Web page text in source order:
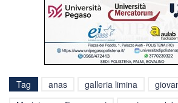
Tag anas galleria limina